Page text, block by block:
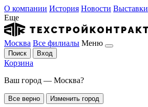
О компании История Новости Выставки
Еще
Москва Все филиалы Меню
Поиск Вход
Корзина
Ваш город — Москва?
Все верно Изменить город